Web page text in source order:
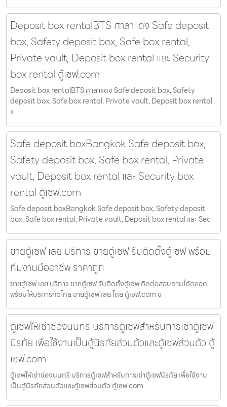
Deposit box rentalBTS ศาลาแดง Safe deposit
box, Safety deposit box, Safe box rental,
Private vault, Deposit box rental และ Security
box rental ตู้เซฟ.com
Deposit box rentalBTS ศาลาแดง Safe deposit box, Safety
deposit box, Safe box rental, Private vault, Deposit box rental
แ
Safe deposit boxBangkok Safe deposit box,
Safety deposit box, Safe box rental, Private
vault, Deposit box rental และ Security box
rental ตู้เซฟ.com
Safe deposit boxBangkok Safe deposit box, Safety deposit
box, Safe box rental, Private vault, Deposit box rental และ Sec
ขายตู้เซฟ เลย บริการ ขายตู้เซฟ รับติดตั้งตู้เซฟ พร้อม
ทีมงานมืออาชีพ ราคาถูก
ขายตู้เซฟ เลย บริการ ขายตู้เซฟ รับติดตั้งตู้เซฟ ติดต่อสอบถามได้ตลอด
พร้อมให้บริการทั่วไทย ขายตู้เซฟ เลย โดย ตู้เซฟ.com ข
ตู้เซฟให้เช่าช่องนนทรี บริการตู้เซฟสำหรับการเช่าตู้เซฟ
นิรภัย เพื่อใช้งานเป็นตู้นิรภัยส่วนตัวและตู้เซฟส่วนตัว ตู้
เซฟ.com
ตู้เซฟให้เช่าช่องนนทรี บริการตู้เซฟสำหรับการเช่าตู้เซฟนิรภัย เพื่อใช้งาน
เป็นตู้นิรภัยส่วนตัวและตู้เซฟส่วนตัว ตู้เซฟ.com